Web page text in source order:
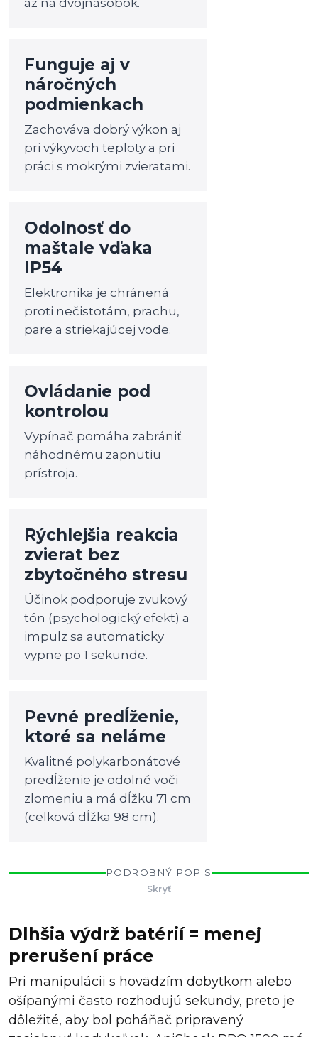
až na dvojnásobok.
Funguje aj v
náročných
podmienkach
Zachováva dobrý výkon aj
pri výkyvoch teploty a pri
práci s mokrými zvieratami.
Odolnosť do
maštale vďaka
IP54
Elektronika je chránená
proti nečistotám, prachu,
pare a striekajúcej vode.
Ovládanie pod
kontrolou
Vypínač pomáha zabrániť
náhodnému zapnutiu
prístroja.
Rýchlejšia reakcia
zvierat bez
zbytočného stresu
Účinok podporuje zvukový
tón (psychologický efekt) a
impulz sa automaticky
vypne po 1 sekunde.
Pevné predĺženie,
ktoré sa neláme
Kvalitné polykarbonátové
predĺženie je odolné voči
zlomeniu a má dĺžku 71 cm
(celková dĺžka 98 cm).
PODROBNÝ POPIS
Skryť
Dlhšia výdrž batérií = menej
prerušení práce
Pri manipulácii s hovädzím dobytkom alebo
ošípanými často rozhodujú sekundy, preto je
dôležité, aby bol poháňač pripravený